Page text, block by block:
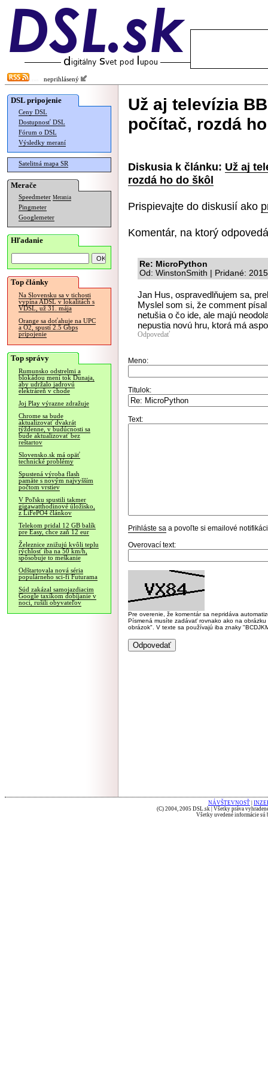
neprihlásený
DSL pripojenie
Ceny DSL
Dostupnosť DSL
Fórum o DSL
Výsledky meraní
Satelitná mapa SR
Merače
Speedmeter Merania
Pingmeter
Googlemeter
Hľadanie
Top články
Na Slovensku sa v tichosti
vypína ADSL v lokalitách s
VDSL, už 31. mája
Orange sa doťahuje na UPC
a O2, spustí 2.5 Gbps
pripojenie
Top správy
Rumunsko odstrelmi a
blokádou mení tok Dunaja,
aby udržalo jadrovú
elektráreň v chode
Joj Play výrazne zdražuje
Chrome sa bude
aktualizovať dvakrát
týždenne, v budúcnosti sa
bude aktualizovať bez
reštartov
Slovensko.sk má opäť
technické problémy
Spustená výroba flash
pamäte s novým najvyšším
počtom vrstiev
V Poľsku spustili takmer
gigawatthodinové úložisko,
z LiFePO4 článkov
Telekom pridal 12 GB balík
pre Easy, chce zaň 12 eur
Železnice znižujú kvôli teplu
rýchlosť iba na 50 km/h,
spôsobuje to meškanie
Odštartovala nová séria
populárneho sci-fi Futurama
Súd zakázal samojazdiacim
Google taxíkom dobíjanie v
noci, rušili obyvateľov
Už aj televízia
počítač, rozdá
Diskusia k článku: Už aj
rozdá ho do škôl
Prispievajte do diskusií ako
Komentár, na ktorý
Re: MicroPython
Od: WinstonSmith | Pridané:
Jan Hus, ospravedlňujem sa,
Myslel som si, že comment
netušia o čo ide, ale majú
nepustia novú hru, ktorá má
Odpovedať
Meno:
Titulok:
Text:
Prihláste sa a povoľte si emailové
Overovací text:
Pre overenie, že komentár sa nepridáva
Písmená musíte zadávať rovnako ako na
obrázok". V texte sa používajú iba znaky
NÁVŠTEVNOSŤ
(C) 2004, 2005 DSL.sk | Všetky práva
Všetky uvedené informácie sú